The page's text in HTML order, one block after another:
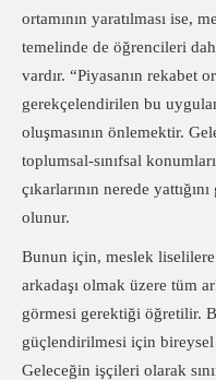
ortamının yaratılması ise,
temelinde de öğrencileri
vardır. “Piyasanın rekabet
gerekçelendirilen bu
oluşmasının önlemektir.
toplumsal-sınıfsal
çıkarlarının nerede
olunur.
Bunun için, meslek
arkadaşı olmak üzere tüm
görmesi gerektiği öğretilir.
güçlendirilmesi için
Geleceğin işçileri olarak